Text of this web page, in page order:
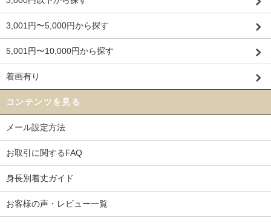
3,001円〜5,000円から探す
5,001円〜10,000円から探す
着画有り
コンテンツを見る
メール設定方法
お取引に関するFAQ
身長別着丈ガイド
お客様の声・レビュー一覧